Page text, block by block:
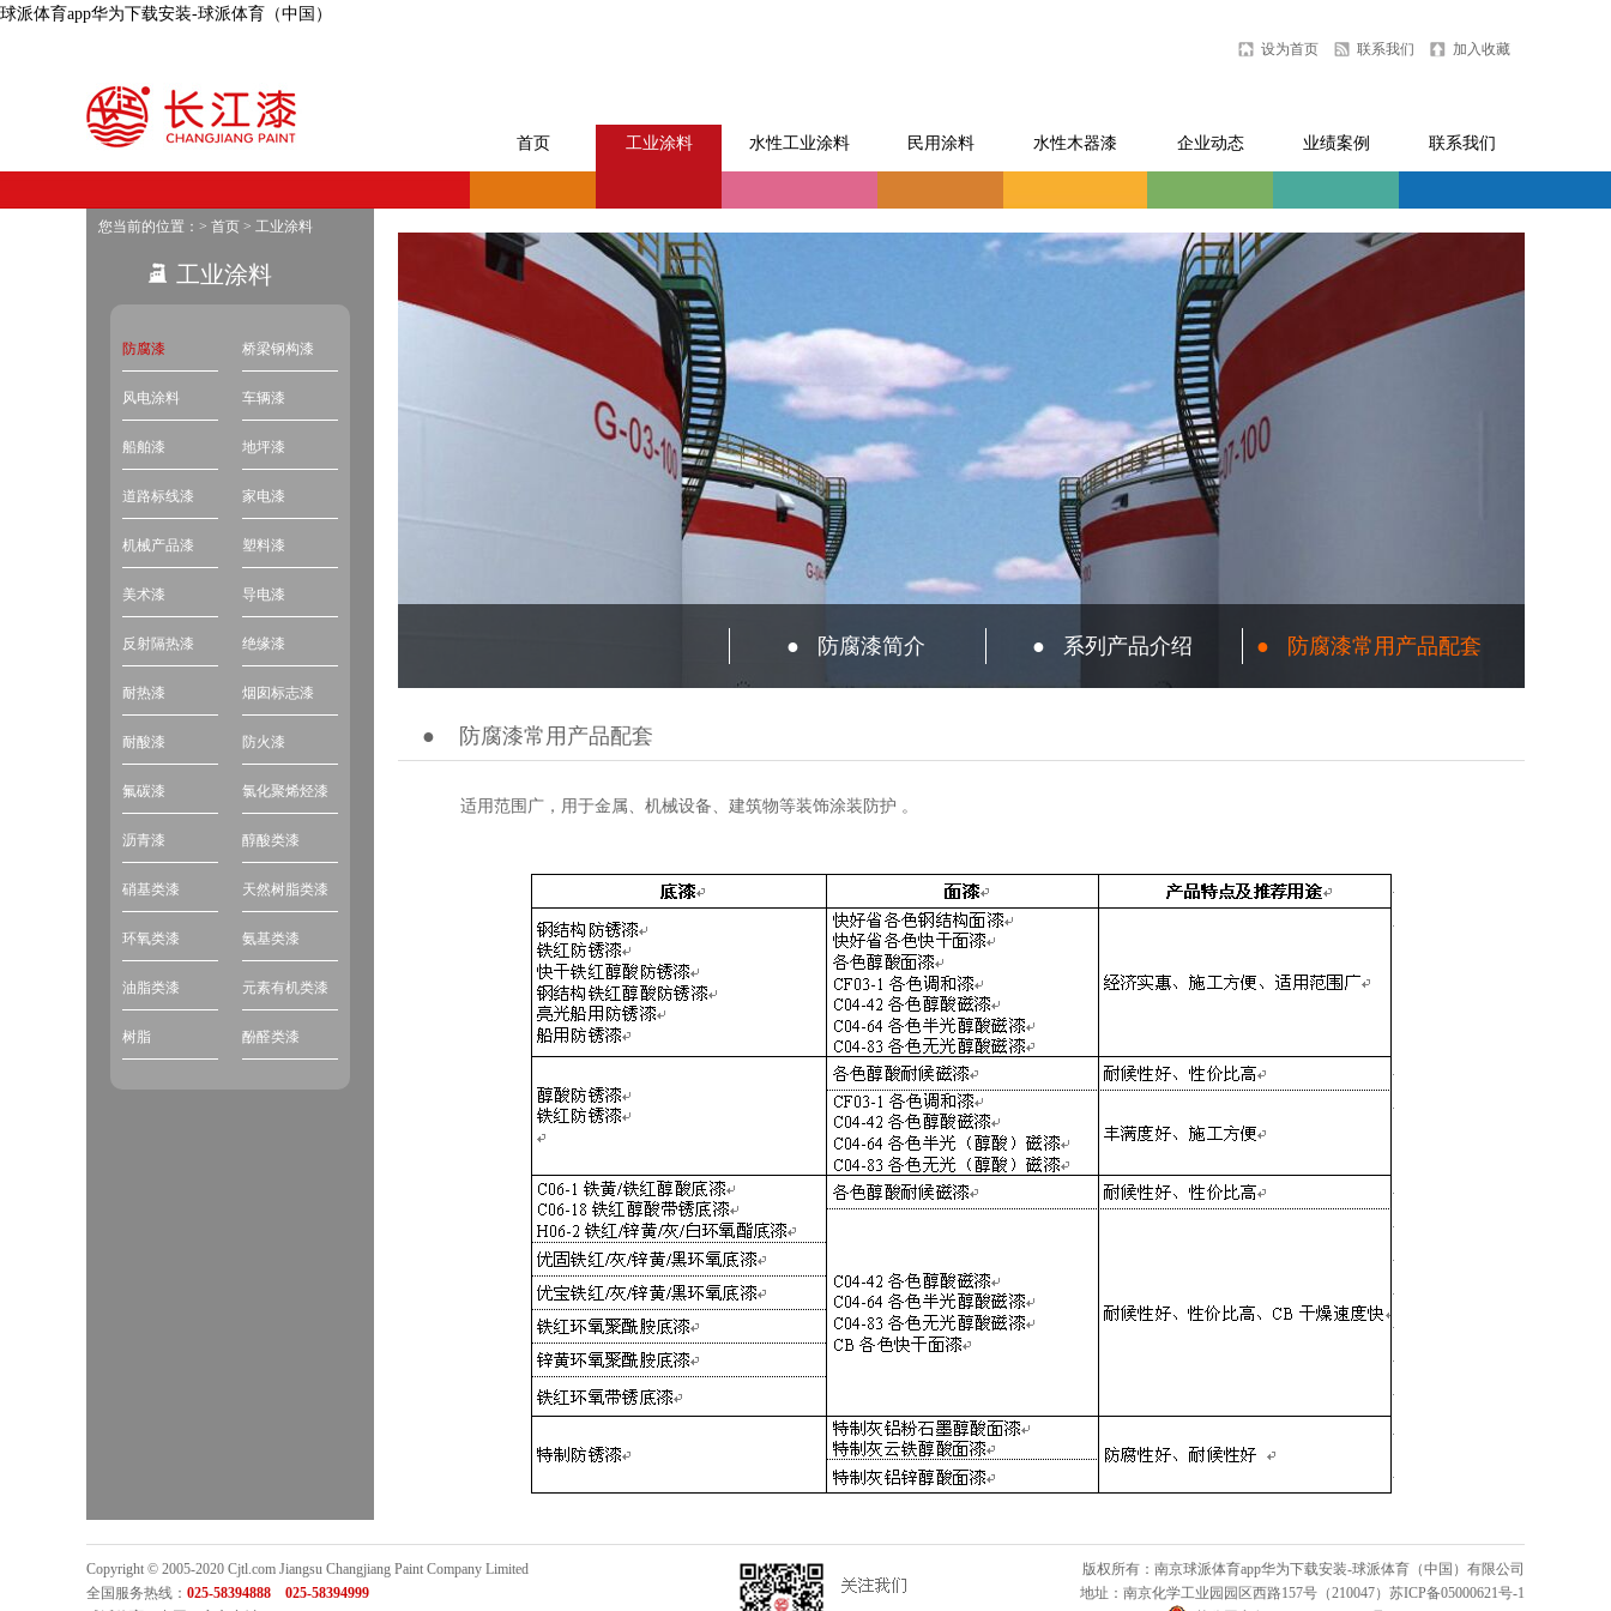
球派体育app华为下载安装-球派体育（中国）
设为首页 联系我们 加入收藏
首页 工业涂料 水性工业涂料 民用涂料 水性木器漆 企业动态 业绩案例 联系我们
您当前的位置：> 首页 > 工业涂料
工业涂料
防腐漆 桥梁钢构漆
风电涂料 车辆漆
船舶漆 地坪漆
道路标线漆 家电漆
机械产品漆 塑料漆
美术漆 导电漆
反射隔热漆 绝缘漆
耐热漆 烟囱标志漆
耐酸漆 防火漆
氟碳漆 氯化聚烯烃漆
沥青漆 醇酸类漆
硝基类漆 天然树脂类漆
环氧类漆 氨基类漆
油脂类漆 元素有机类漆
树脂 酚醛类漆
● 防腐漆简介 ● 系列产品介绍 ● 防腐漆常用产品配套
● 防腐漆常用产品配套
适用范围广，用于金属、机械设备、建筑物等装饰涂装防护 。
Copyright © 2005-2020 Cjtl.com Jiangsu Changjiang Paint Company Limited
全国服务热线： 025-58394888 025-58394999
版权所有：南京球派体育app华为下载安装-球派体育（中国）有限公司
地址：南京化学工业园园区西路157号（210047）苏ICP备05000621号-1